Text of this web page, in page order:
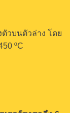
วบนตัวล่าง โดย
ºC